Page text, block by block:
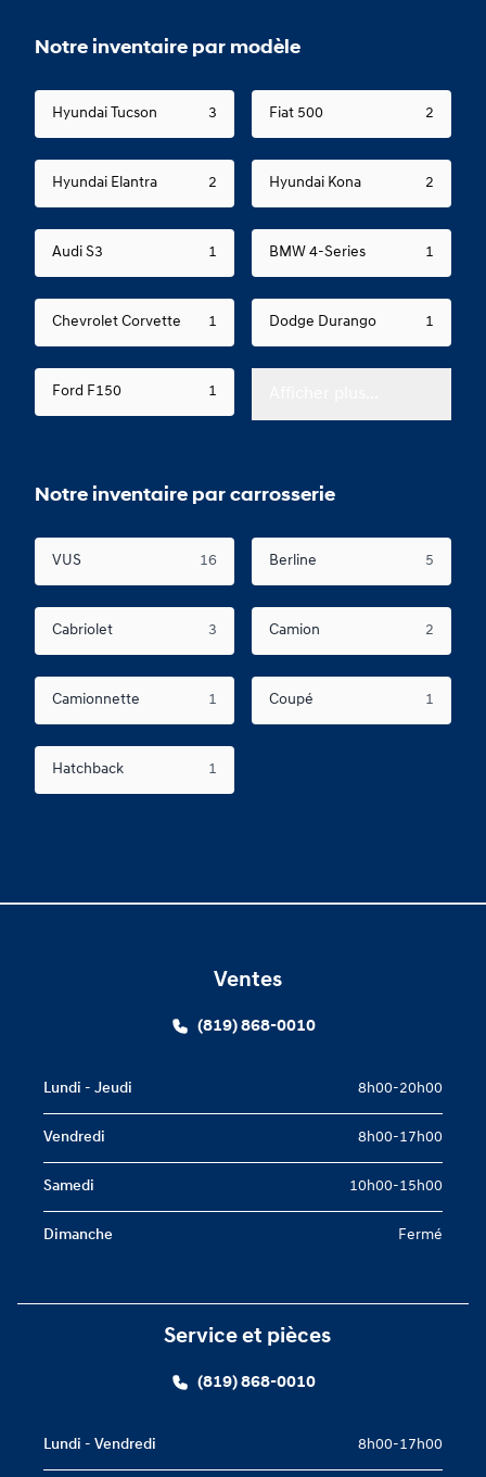
Notre inventaire par modèle
Hyundai Tucson 3 Fiat 500 2
Hyundai Elantra 2 Hyundai Kona 2
Audi S3 1 BMW 4-Series 1
Chevrolet Corvette 1 Dodge Durango 1
Ford F150 1
Notre inventaire par carrosserie
VUS 16 Berline 5
Cabriolet 3 Camion 2
Camionnette 1 Coupé 1
Hatchback 1
Ventes
(819) 868-0010
Lundi - Jeudi 8h00-20h00
Vendredi 8h00-17h00
Samedi 10h00-15h00
Dimanche Fermé
Service et pièces
(819) 868-0010
Lundi - Vendredi 8h00-17h00